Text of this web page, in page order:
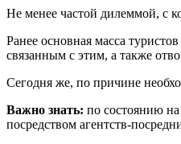
Не менее частой дилеммой, с
Ранее основная масса
связанным с этим, а также
Сегодня же, по причине
Важно знать: по состоянию
посредством агентств-